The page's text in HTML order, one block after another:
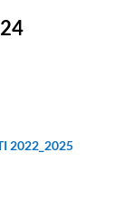
2022_2025